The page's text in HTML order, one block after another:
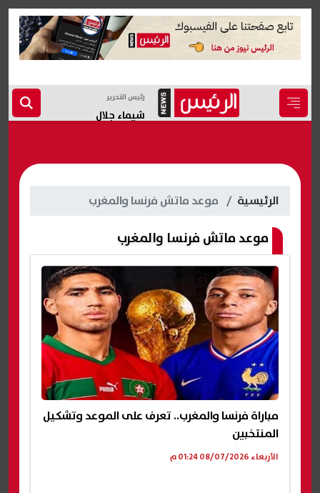
رئيس التحرير
شيماء جلال
الرئيسية موعد ماتش فرنسا والمغرب
موعد ماتش فرنسا والمغرب
مباراة فرنسا والمغرب.. تعرف على الموعد وتشكيل
المنتخبين
الأربعاء 08/07/2026 01:24 م